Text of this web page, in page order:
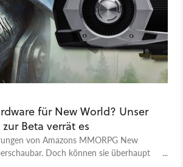
für New World? Unser
Beta verrät es
von Amazons MMORPG New
Doch können sie überhaupt